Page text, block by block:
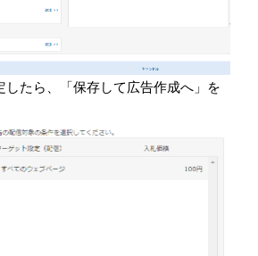
たら、「保存して広告作成へ」を